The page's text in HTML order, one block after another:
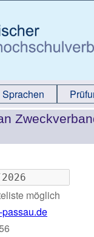
Sprachen
möglich